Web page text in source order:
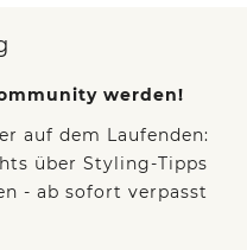
werden!
auf dem Laufenden:
über Styling-Tipps
- ab sofort verpasst